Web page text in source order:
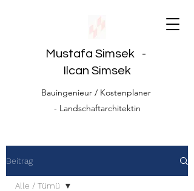
Mustafa Simsek -
Ilcan Simsek
Bauingenieur / Kostenplaner
- Landschaftarchitektin
Beitrag
Alle / Tümü